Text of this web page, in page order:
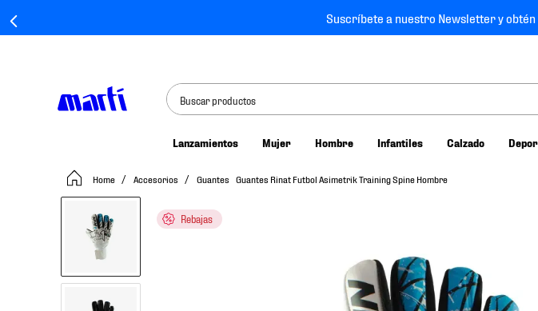
Suscríbete a nuestro Newsletter y obtén
Buscar productos
Lanzamientos Mujer Hombre Infantiles Calzado
Accesorios Guantes Guantes Rinat Futbol Asimetrik Training Spine Hombre
Rebajas
tenis mujer
tenis hombre